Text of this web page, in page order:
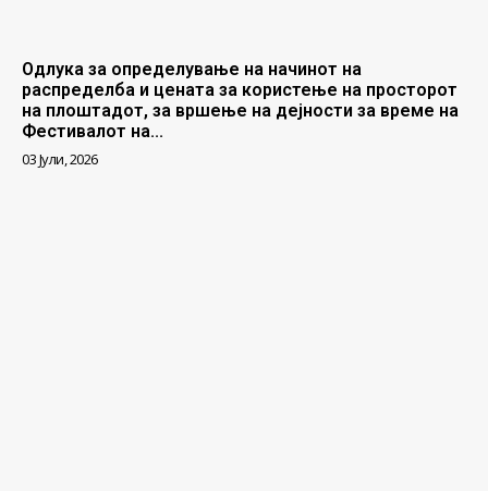
Одлука за определување на начинот на
распределба и цената за користење на просторот
на плоштадот, за вршење на дејности за време на
Фестивалот на...
03 Јули, 2026